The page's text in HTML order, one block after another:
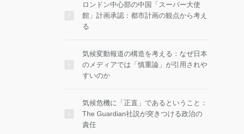
ロンドン中心部の中国「スーパー大使
館」計画承認：都市計画の観点から考え
る
気候変動報道の構造を考える：なぜ日本
のメディアでは「慎重論」が引用されや
すいのか
気候危機に「正直」であるということ：
The Guardian社説が突きつける政治の
責任